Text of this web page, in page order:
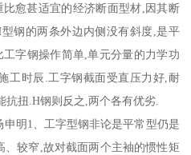
愈甚适宜的经济断面型材,因其断
钢的两条外边内侧没有斜度,是平
字钢操作简单,单元分量的力学功
工时辰.工字钢截面受直压力好,耐
抗扭.H钢则反之,两个各有优劣.
明1、工字型钢非论是平常型仍是
较窄,故对截面两个主袖的惯性矩